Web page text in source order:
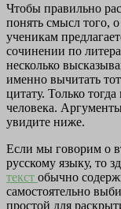
Чтобы правильно
понять смысл того,
ученикам
сочинении по
несколько
именно вычитать
цитату. Только
человека.
увидите ниже.
Если мы говорим о
русскому языку, то
текст обычно
самостоятельно
простой для